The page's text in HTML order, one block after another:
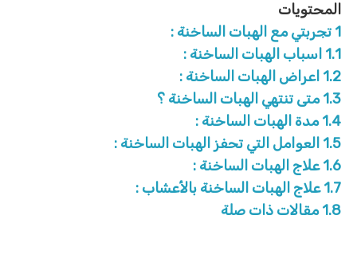
المحتويات
1 تجربتي مع الهبات الساخنة :
1.1 اسباب الهبات الساخنة :
1.2 اعراض الهبات الساخنة :
1.3 متى تنتهي الهبات الساخنة ؟
1.4 مدة الهبات الساخنة :
1.5 العوامل التي تحفز الهبات الساخنة :
1.6 علاج الهبات الساخنة :
1.7 علاج الهبات الساخنة بالأعشاب :
1.8 مقالات ذات صلة